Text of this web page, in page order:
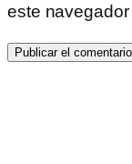
este